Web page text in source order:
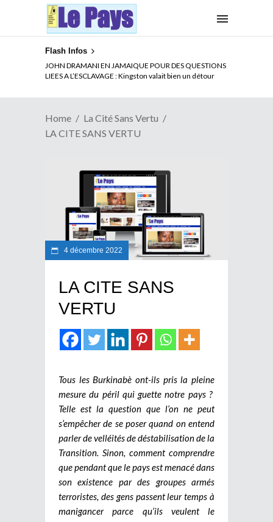
Flash Infos
JOHN DRAMANI EN JAMAIQUE POUR DES QUESTIONS
LIEES A L’ESCLAVAGE : Kingston valait bien un détour
Home
La Cité Sans Vertu
LA CITE SANS VERTU
4 décembre 2022
LA CITE SANS
VERTU
Tous les Burkinabè ont-ils pris la pleine
mesure du péril qui guette notre pays ?
Telle est la question que l’on ne peut
s’empêcher de se poser quand on entend
parler de velléités de déstabilisation de la
Transition. Sinon, comment comprendre
que pendant que le pays est menacé dans
son existence par des groupes armés
terroristes, des gens passent leur temps à
manigancer parce qu’ils veulent le